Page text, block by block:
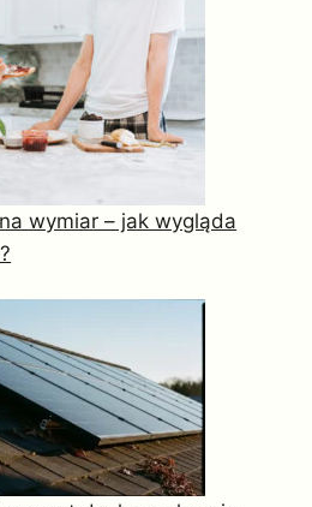
wymiar – jak wygląda